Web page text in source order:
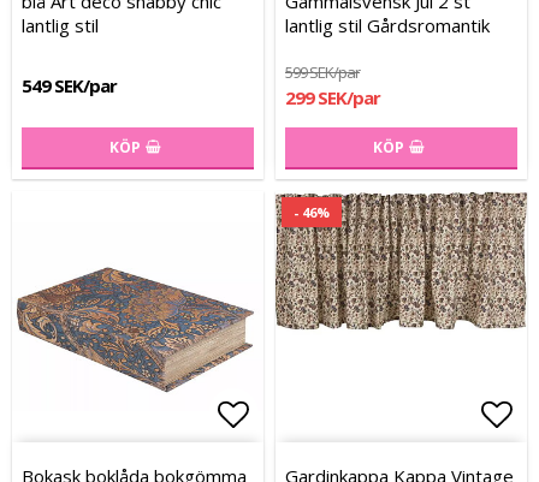
lantlig stil
549 SEK/par
KÖP
lantlig stil Gårdsromantik
599 SEK/par
299 SEK/par
KÖP
Lägg till i favoritlistan
Lägg till i favoritlistan
Bokask boklåda bokgömma
- 46%
Gardinkappa Kappa Vintage